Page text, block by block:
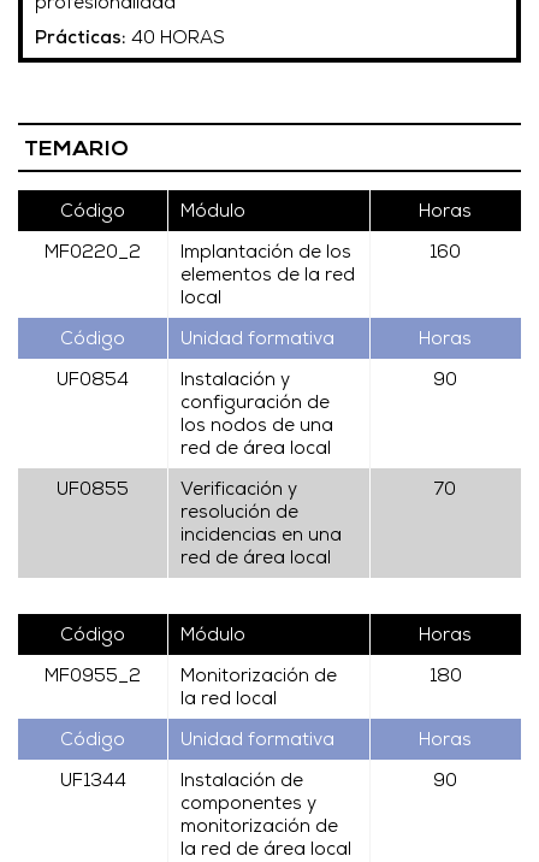
profesionalidad
Prácticas: 40 HORAS
TEMARIO
Código Módulo Horas
MF0220_2
Implantación de los
elementos de la red
local
160
Código Unidad formativa Horas
UF0854
Instalación y
configuración de
los nodos de una
red de área local
90
UF0855
Verificación y
resolución de
incidencias en una
red de área local
70
Código Módulo Horas
MF0955_2
Monitorización de
la red local
180
Código Unidad formativa Horas
UF1344
Instalación de
componentes y
monitorización de
la red de área local
90